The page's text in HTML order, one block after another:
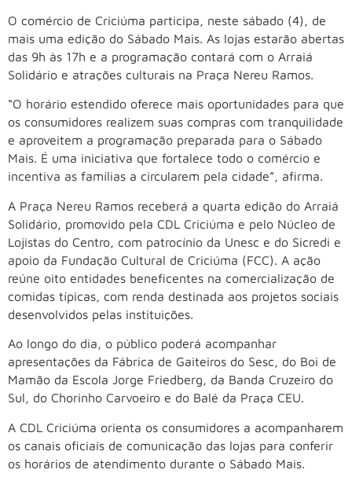
O comércio de Criciúma participa, neste sábado (4), de
mais uma edição do Sábado Mais. As lojas estarão abertas
das 9h às 17h e a programação contará com o Arraiá
Solidário e atrações culturais na Praça Nereu Ramos.
“O horário estendido oferece mais oportunidades para que
os consumidores realizem suas compras com tranquilidade
e aproveitem a programação preparada para o Sábado
Mais. É uma iniciativa que fortalece todo o comércio e
incentiva as famílias a circularem pela cidade”, afirma.
A Praça Nereu Ramos receberá a quarta edição do Arraiá
Solidário, promovido pela CDL Criciúma e pelo Núcleo de
Lojistas do Centro, com patrocínio da Unesc e do Sicredi e
apoio da Fundação Cultural de Criciúma (FCC). A ação
reúne oito entidades beneficentes na comercialização de
comidas típicas, com renda destinada aos projetos sociais
desenvolvidos pelas instituições.
Ao longo do dia, o público poderá acompanhar
apresentações da Fábrica de Gaiteiros do Sesc, do Boi de
Mamão da Escola Jorge Friedberg, da Banda Cruzeiro do
Sul, do Chorinho Carvoeiro e do Balé da Praça CEU.
A CDL Criciúma orienta os consumidores a acompanharem
os canais oficiais de comunicação das lojas para conferir
os horários de atendimento durante o Sábado Mais.